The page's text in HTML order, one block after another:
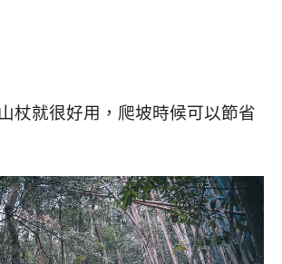
杖就很好用，爬坡時候可以節省